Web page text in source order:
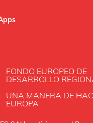
FONDO EUROPEO DE
DESARROLLO
UNA MANERA DE
EUROPA